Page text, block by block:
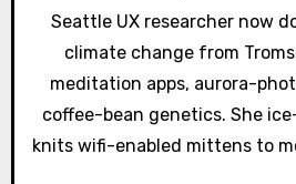
o
n
Seattle UX researcher now
climate change from
meditation apps, aurora-
coffee-bean genetics. She
knits wifi-enabled mittens to